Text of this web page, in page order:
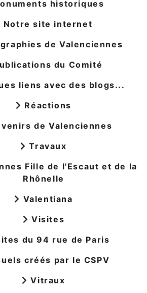
historiques
Notre site internet
de Valenciennes
du Comité
liens avec des blogs...
Réactions
de Valenciennes
Travaux
Fille de l'Escaut et de la
Rhônelle
Valentiana
Visites
du 94 rue de Paris
créés par le CSPV
Vitraux